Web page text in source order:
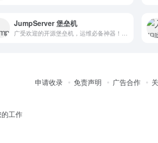
JumpServer 堡垒机
工作
申请收录 免责声明 广告合作